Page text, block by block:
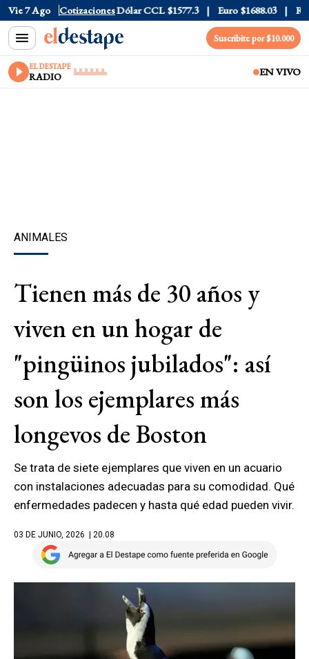
Vie 7 Ago Cotizaciones
Dólar Blue $1530 Dólar CCL $1577.3 Euro $1688.03 Riesgo
Suscribite por $10.000
EL DESTAPE
RADIO EN VIVO
ANIMALES
Tienen más de 30 años y
viven en un hogar de
"pingüinos jubilados": así
son los ejemplares más
longevos de Boston
Se trata de siete ejemplares que viven en un acuario
con instalaciones adecuadas para su comodidad. Qué
enfermedades padecen y hasta qué edad pueden vivir.
03 DE JUNIO, 2026 | 20.08